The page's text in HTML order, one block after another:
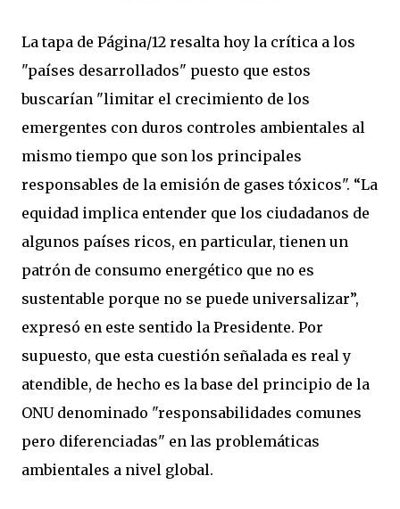
La tapa de Página/12 resalta hoy la crítica a los
"países desarrollados" puesto que estos
buscarían "limitar el crecimiento de los
emergentes con duros controles ambientales al
mismo tiempo que son los principales
responsables de la emisión de gases tóxicos". “La
equidad implica entender que los ciudadanos de
algunos países ricos, en particular, tienen un
patrón de consumo energético que no es
sustentable porque no se puede universalizar”,
expresó en este sentido la Presidente. Por
supuesto, que esta cuestión señalada es real y
atendible, de hecho es la base del principio de la
ONU denominado "responsabilidades comunes
pero diferenciadas" en las problemáticas
ambientales a nivel global.